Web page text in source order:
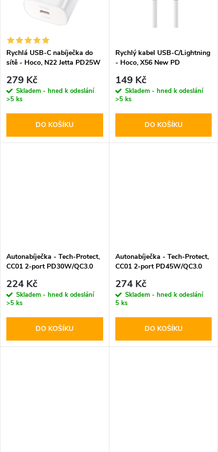
ů
Rychlá USB-C nabíječka do
sítě - Hoco, N22 Jetta PD25W
279 Kč
Skladem - hned k odeslání
>5 ks
DO KOŠÍKU
Rychlý kabel USB-C/Lightning
- Hoco, X56 New PD
149 Kč
Skladem - hned k odeslání
>5 ks
DO KOŠÍKU
Autonabíječka - Tech-Protect,
CC01 2-port PD30W/QC3.0
224 Kč
Skladem - hned k odeslání
>5 ks
DO KOŠÍKU
Autonabíječka - Tech-Protect,
CC01 2-port PD45W/QC3.0
274 Kč
Skladem - hned k odeslání
5 ks
DO KOŠÍKU